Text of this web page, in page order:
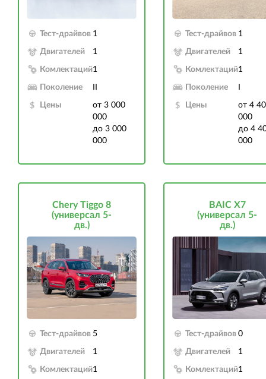
Тест-драйвов 1
Двигателей 1
Комлектаций1
Поколение
Цены
от 3 000
000
до 3 000
000
Тест-драйвов 1
Двигателей 1
Комлектаций1
Поколение
Цены
от 4
000
до 4
000
Chery Tiggo 8
(универсал 5-
дв.)
Тест-драйвов 5
Двигателей 1
Комлектаций1
BAIC X7
(универсал 5-
дв.)
Тест-драйвов 0
Двигателей 1
Комлектаций1